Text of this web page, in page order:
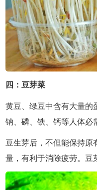
四：豆芽菜
黄豆、绿豆中含有大量的
钠、磷、铁、钙等人体必
豆生芽后，不但能保持原
量，有利于消除疲劳。豆